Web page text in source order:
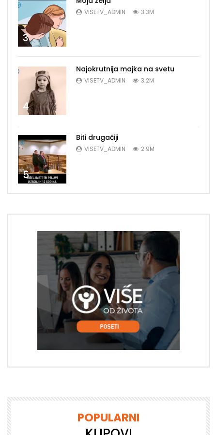
3
VISETV_ADMIN 3.3M
4
Najokrutnija majka na svetu
VISETV_ADMIN 3.2M
5
Biti drugačiji
VISETV_ADMIN 2.9M
POPULARNI